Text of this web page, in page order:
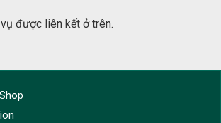
được liên kết ở trên.